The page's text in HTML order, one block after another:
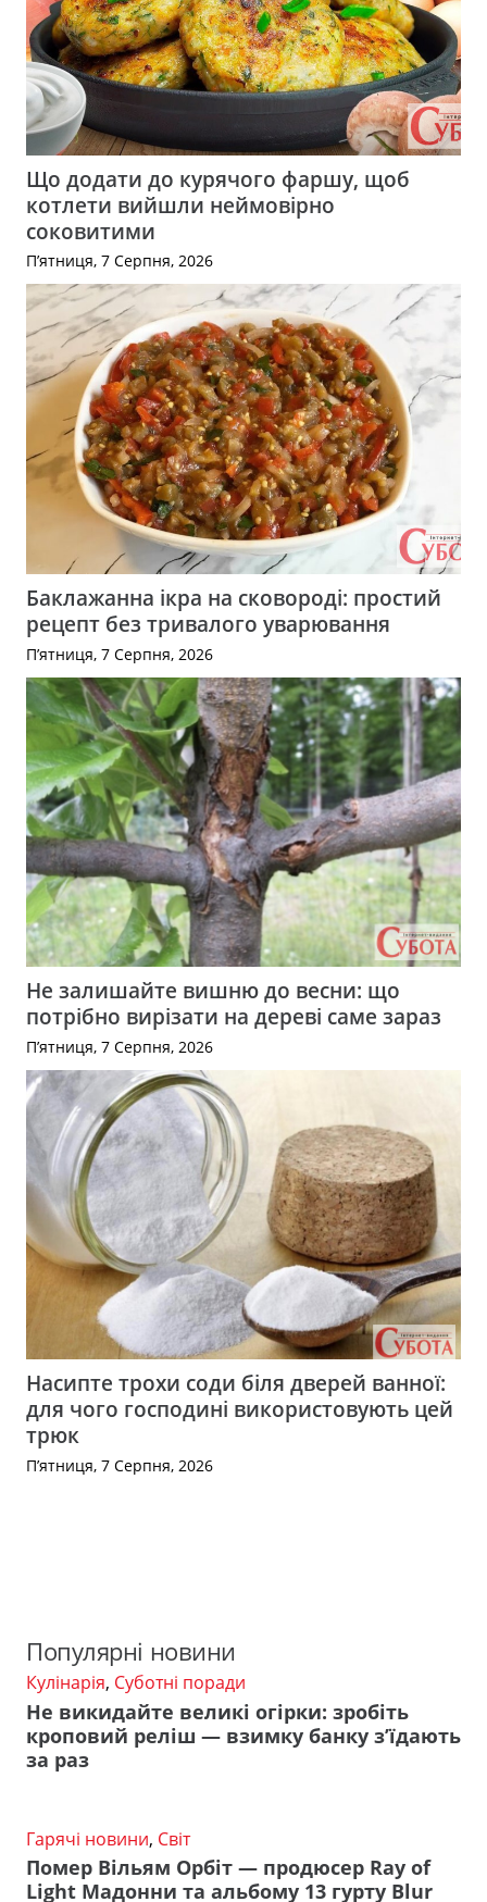
Що додати до курячого фаршу, щоб
котлети вийшли неймовірно
соковитими
П’ятниця, 7 Серпня, 2026
Баклажанна ікра на сковороді: простий
рецепт без тривалого уварювання
П’ятниця, 7 Серпня, 2026
Не залишайте вишню до весни: що
потрібно вирізати на дереві саме зараз
П’ятниця, 7 Серпня, 2026
Насипте трохи соди біля дверей ванної:
для чого господині використовують цей
трюк
П’ятниця, 7 Серпня, 2026
Популярні новини
Кулінарія, Суботні поради
Не викидайте великі огірки: зробіть
кроповий реліш — взимку банку з’їдають
за раз
Гарячі новини, Світ
Помер Вільям Орбіт — продюсер Ray of
Light Мадонни та альбому 13 гурту Blur